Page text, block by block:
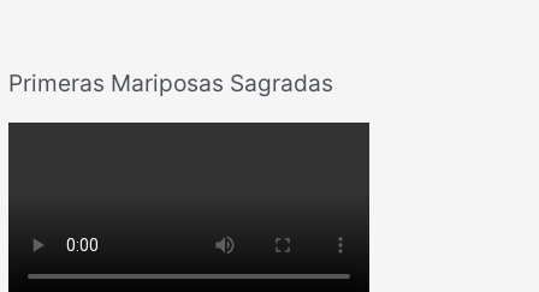
Primeras Mariposas Sagradas